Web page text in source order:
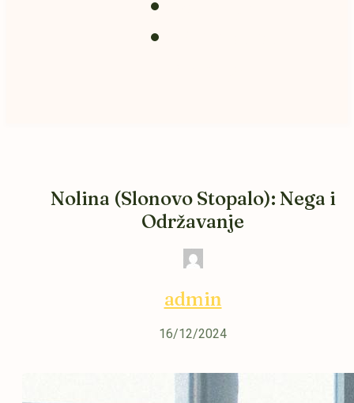
Nolina (Slonovo Stopalo): Nega i
Održavanje
admin
16/12/2024